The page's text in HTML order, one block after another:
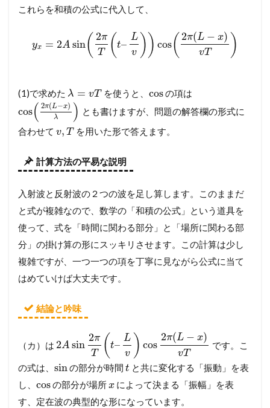
これらを和積の公式に代入して、
yx = 2A sin( 2π
T
(t–
L
v )) cos( 2π(L − x)
vT )
(1)で求めた λ = vT を使うと、cosの項は
cos( 2π(L−x)
λ ) とも書けますが、問題の解答欄の形式に
合わせて v, T を用いた形で答えます。
計算方法の平易な説明
入射波と反射波の２つの波を足し算します。このままだ
と式が複雑なので、数学の「和積の公式」という道具を
使って、式を「時間に関わる部分」と「場所に関わる部
分」の掛け算の形にスッキリさせます。この計算は少し
複雑ですが、一つ一つの項を丁寧に見ながら公式に当て
はめていけば大丈夫です。
結論と吟味
（カ）は 2A sin
2π
T
( t–
L
v ) cos
2π(L − x)
vT
です。こ
の式は、 sinの部分が時間t と共に変化する「振動」を表
し、 cosの部分が場所x によって決まる「振幅」を表
す、定在波の典型的な形になっています。